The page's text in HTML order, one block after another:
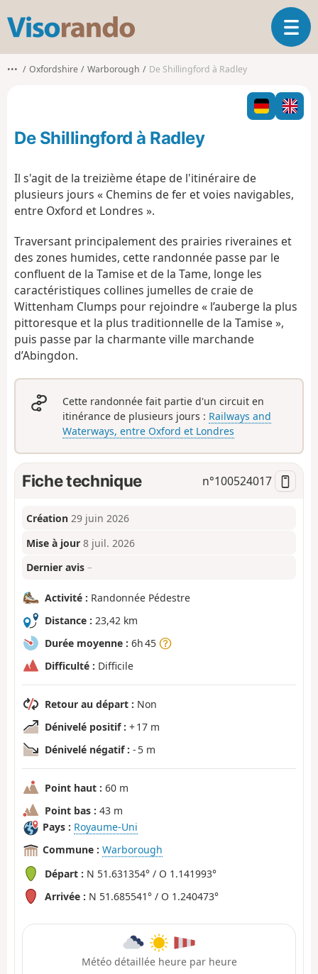
s
o
o
O
u
i
r
l
i
t
••• Oxfordshire Warborough De Shillingford à Radley
De Shillingford à Radley
Il s'agit de la treizième étape de l'itinéraire de
plusieurs jours « Chemins de fer et voies navigables,
entre Oxford et Londres ».
Traversant principalement des prairies riveraines et
des zones humides, cette randonnée passe par le
confluent de la Tamise et de la Tame, longe les
caractéristiques collines jumelles de craie de
Wittenham Clumps pour rejoindre « l’auberge la plus
pittoresque et la plus traditionnelle de la Tamise »,
puis passe par la charmante ville marchande
d’Abingdon.
Cette randonnée fait partie d'un circuit en
itinérance de plusieurs jours : Railways and
Waterways, entre Oxford et Londres
Fiche technique n°100524017
Création 29 juin 2026
Mise à jour 8 juil. 2026
Dernier avis –
Activité : Randonnée Pédestre
Distance : 23,42 km
Durée moyenne : 6h 45
Difficulté : Difficile
Retour au départ : Non
Dénivelé positif : + 17 m
Dénivelé négatif : - 5 m
Point haut : 60 m
Point bas : 43 m
Pays : Royaume-Uni
Commune : Warborough
Départ : N 51.631354° / O 1.141993°
Arrivée : N 51.685541° / O 1.240473°
Météo détaillée heure par heure